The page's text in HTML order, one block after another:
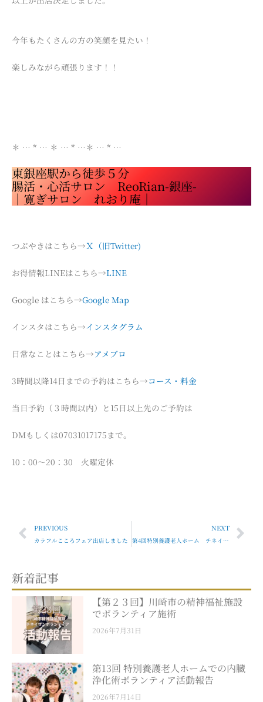
今年もたくさんの方の笑顔を見たい！
楽しみながら頑張ります！！
＊ … * … ＊ … * …＊ … * …
東銀座駅から徒歩５分
腸活・心活サロン ReoRian-銀座-
｜寛ぎサロン れおり庵｜
つぶやきはこちら→Ｘ（旧Twitter)
お得情報LINEはこちら→LINE
Google はこちら→Google Map
インスタはこちら→インスタグラム
日常なことはこちら→アメブロ
3時間以降14日までの予約はこちら→コース・料金
当日予約（３時間以内）と15日以上先のご予約は
DMもしくは07031017175まで。
10：00～20：30 火曜定休
PrevPREVIOUS
カラフルこころフェア出店しました
NEXT
第4回特別養護老人ホーム チネイザンボランティア活動報告
新着記事
【第２３回】川崎市の精神福祉施設
でボランティア施術
2026年7月31日
第13回 特別養護老人ホームでの内臓
浄化術ボランティア活動報告
2026年7月14日